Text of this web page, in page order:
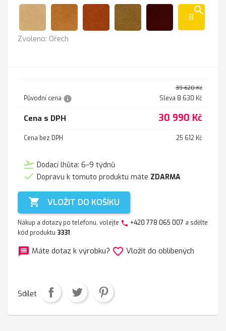
Přírodní
search
8
Zvoleno: Ořech
Původní cena info
39 620 Kč
Sleva 8 630 Kč
Cena s DPH 30 990 Kč
Cena bez DPH 25 612 Kč
flight_takeoff Dodací lhůta: 6–9 týdnů
 Dopravu k tomuto produktu máte ZDARMA
 VLOŽIT DO KOŠÍKU
Nákup a dotazy po telefonu, volejte phone +420 778 065 007 a sdělte
kód produktu 3331.
message Máte dotaz k výrobku? favorite_border Vložit do oblíbených
Sdílet